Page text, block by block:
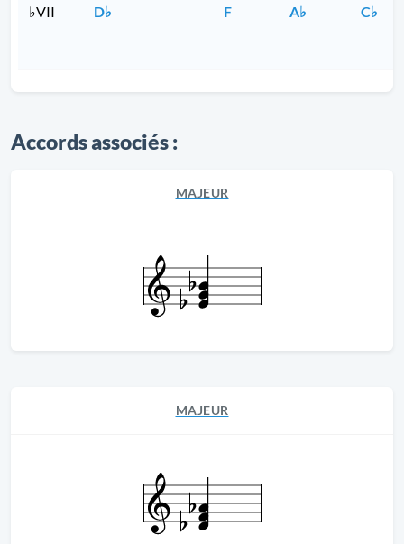
♭VII D♭ F A♭ C♭
Accords associés :
MAJEUR
MAJEUR